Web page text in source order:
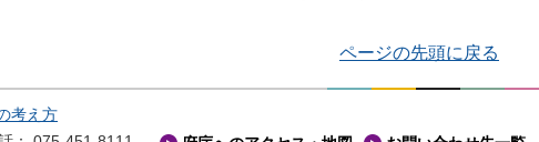
ページの先頭に戻る
考え方